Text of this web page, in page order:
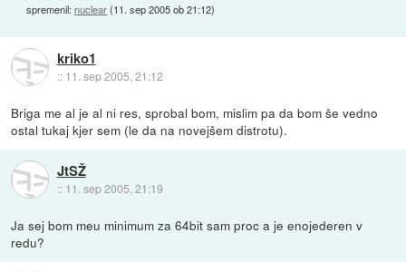
spremenil:nuclear(11. sep 2005 ob 21:12)
kriko1
:: 11. sep 2005, 21:12
Briga me al je al ni res, sprobal bom, mislim pa da bom še vedno
ostal tukaj kjer sem (le da na novejšem distrotu).
JtSŽ
:: 11. sep 2005, 21:19
Ja sej bom meu minimum za 64bit sam proc a je enojederen v
redu?